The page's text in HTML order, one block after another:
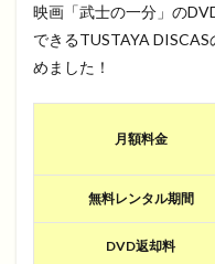
映画「武士の一分」の
できるTUSTAYA
めました！
月額料金
無料レンタル期間
DVD返却料